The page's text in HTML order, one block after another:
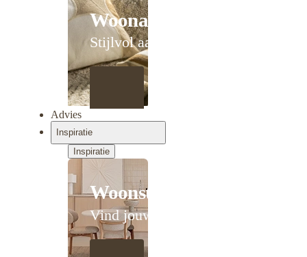
Woonaccessoires
Stijlvol aanschuiven
Advies
Inspiratie
Inspiratie
Woonstijlen
Vind jouw stijl